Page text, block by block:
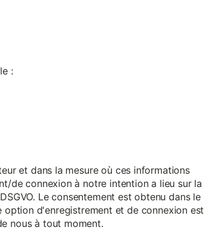
:
et dans la mesure où ces informations
de connexion à notre intention a lieu sur la
Le consentement est obtenu dans le
d'enregistrement et de connexion est
nous à tout moment.